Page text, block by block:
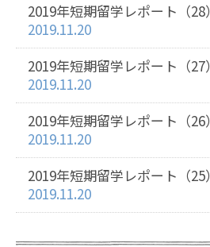
2019年短期留学レポート（28）
2019.11.20
2019年短期留学レポート（27）
2019.11.20
2019年短期留学レポート（26）
2019.11.20
2019年短期留学レポート（25）
2019.11.20